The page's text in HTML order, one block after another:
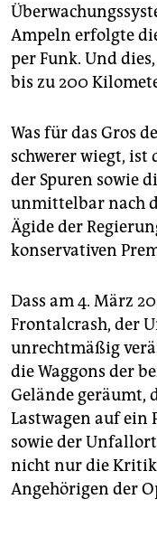
Ampeln erfolgte
per Funk. Und
bis zu 200
Was für das Gros
schwerer wiegt, ist
der Spuren sowie
unmittelbar nach
Ägide der
konservativen
Dass am 4. März
Frontalcrash, der
unrechtmäßig
die Waggons der
Gelände geräumt,
Lastwagen auf ein
sowie der
nicht nur die Kritik
Angehörigen der